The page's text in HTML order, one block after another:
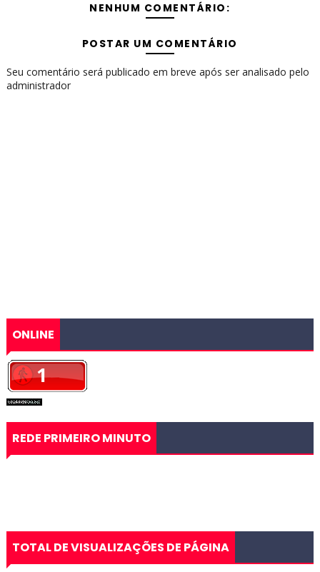
NENHUM COMENTÁRIO:
POSTAR UM COMENTÁRIO
Seu comentário será publicado em breve após ser analisado pelo
administrador
ONLINE
REDE PRIMEIRO MINUTO
TOTAL DE VISUALIZAÇÕES DE PÁGINA